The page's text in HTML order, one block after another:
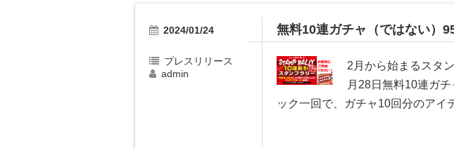
無料10連ガチャ（ではない）
2月から始まるスタ
月28日無料10連ガ
ック一回で、ガチャ10回分のアイ
2024/01/24
プレスリリース
admin